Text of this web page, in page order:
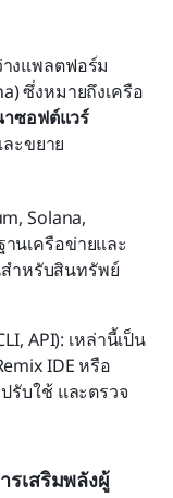
งแพลตฟอร์ม
ซึ่งหมายถึงเครือ
ซอฟต์แวร์
ะขยาย
Solana,
นเครือข่ายและ
ำหรับสินทรัพย์
API): เหล่านี้เป็น
IDE หรือ
รับใช้ และตรวจ
รเสริมพลังผู้